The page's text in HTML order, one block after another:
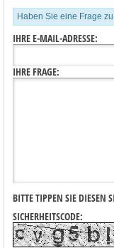
Haben Sie eine Frage
IHRE E-MAIL-ADRESSE:
IHRE FRAGE:
BITTE TIPPEN SIE DIESEN
SICHERHEITSCODE: